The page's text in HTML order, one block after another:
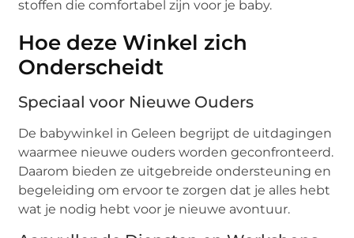
stoffen die comfortabel zijn voor je baby.
Hoe deze Winkel zich
Onderscheidt
Speciaal voor Nieuwe Ouders
De babywinkel in Geleen begrijpt de uitdagingen
waarmee nieuwe ouders worden geconfronteerd.
Daarom bieden ze uitgebreide ondersteuning en
begeleiding om ervoor te zorgen dat je alles hebt
wat je nodig hebt voor je nieuwe avontuur.